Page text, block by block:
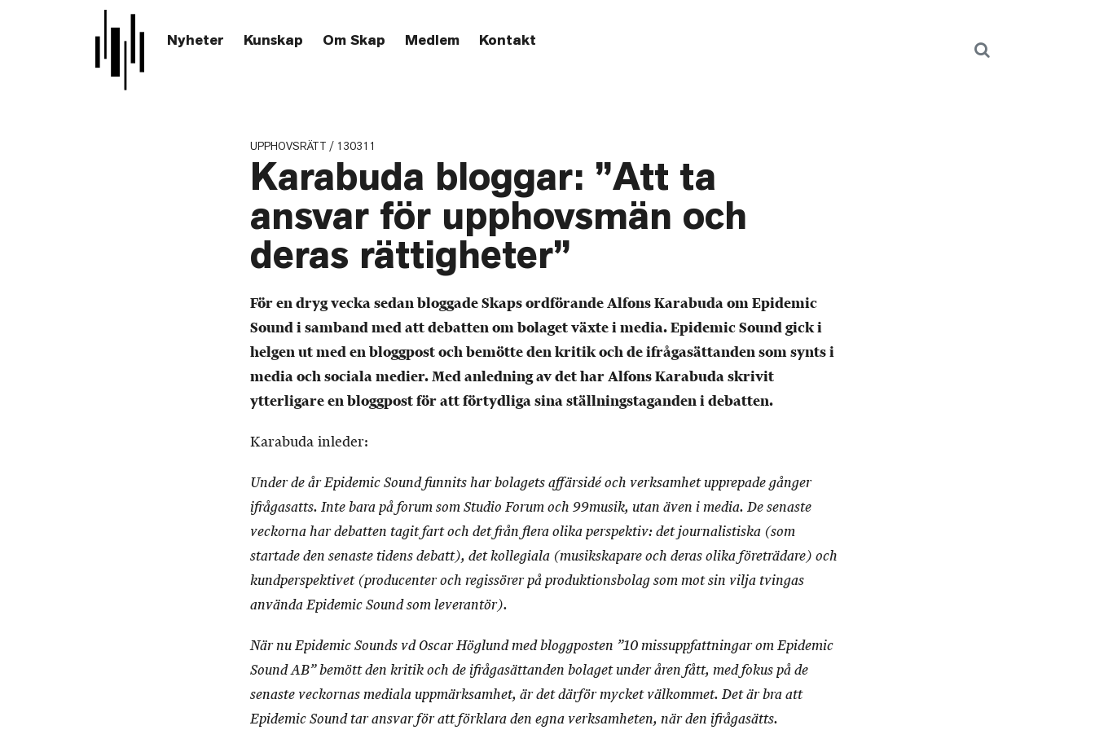
Nyheter Kunskap Om Skap Medlem Kontakt
UPPHOVSRÄTT / 130311
Karabuda bloggar: ”Att ta
ansvar för upphovsmän och
deras rättigheter”
För en dryg vecka sedan bloggade Skaps ordförande Alfons Karabuda om Epidemic
Sound i samband med att debatten om bolaget växte i media. Epidemic Sound gick i
helgen ut med en bloggpost och bemötte den kritik och de ifrågasättanden som synts i
media och sociala medier. Med anledning av det har Alfons Karabuda skrivit
ytterligare en bloggpost för att förtydliga sina ställningstaganden i debatten.
Karabuda inleder:
Under de år Epidemic Sound funnits har bolagets affärsidé och verksamhet upprepade gånger
ifrågasatts. Inte bara på forum som Studio Forum och 99musik, utan även i media. De senaste
veckorna har debatten tagit fart och det från flera olika perspektiv: det journalistiska (som
startade den senaste tidens debatt), det kollegiala (musikskapare och deras olika företrädare) och
kundperspektivet (producenter och regissörer på produktionsbolag som mot sin vilja tvingas
använda Epidemic Sound som leverantör).
När nu Epidemic Sounds vd Oscar Höglund med bloggposten ”10 missuppfattningar om Epidemic
Sound AB” bemött den kritik och de ifrågasättanden bolaget under åren fått, med fokus på de
senaste veckornas mediala uppmärksamhet, är det därför mycket välkommet. Det är bra att
Epidemic Sound tar ansvar för att förklara den egna verksamheten, när den ifrågasätts.